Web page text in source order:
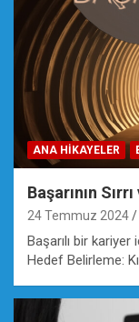
ANA HIKAYELER
Başarının
24 Temmuz 2024
Başarılı bir
Hedef Belirleme: